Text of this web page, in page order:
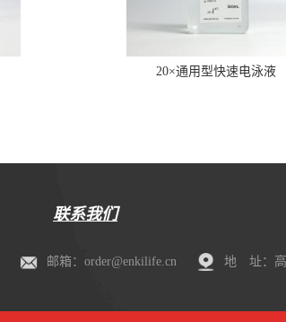
20×通用型快速电泳液
联系我们
邮箱：order@enkilife.cn 地 址：高